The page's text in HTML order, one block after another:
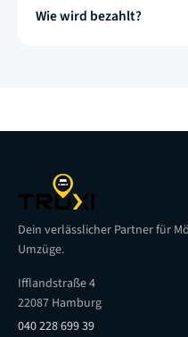
Wie wird bezahlt?
Dein verlässlicher Partner für
Umzüge.
Ifflandstraße 4
22087 Hamburg
040 228 699 39